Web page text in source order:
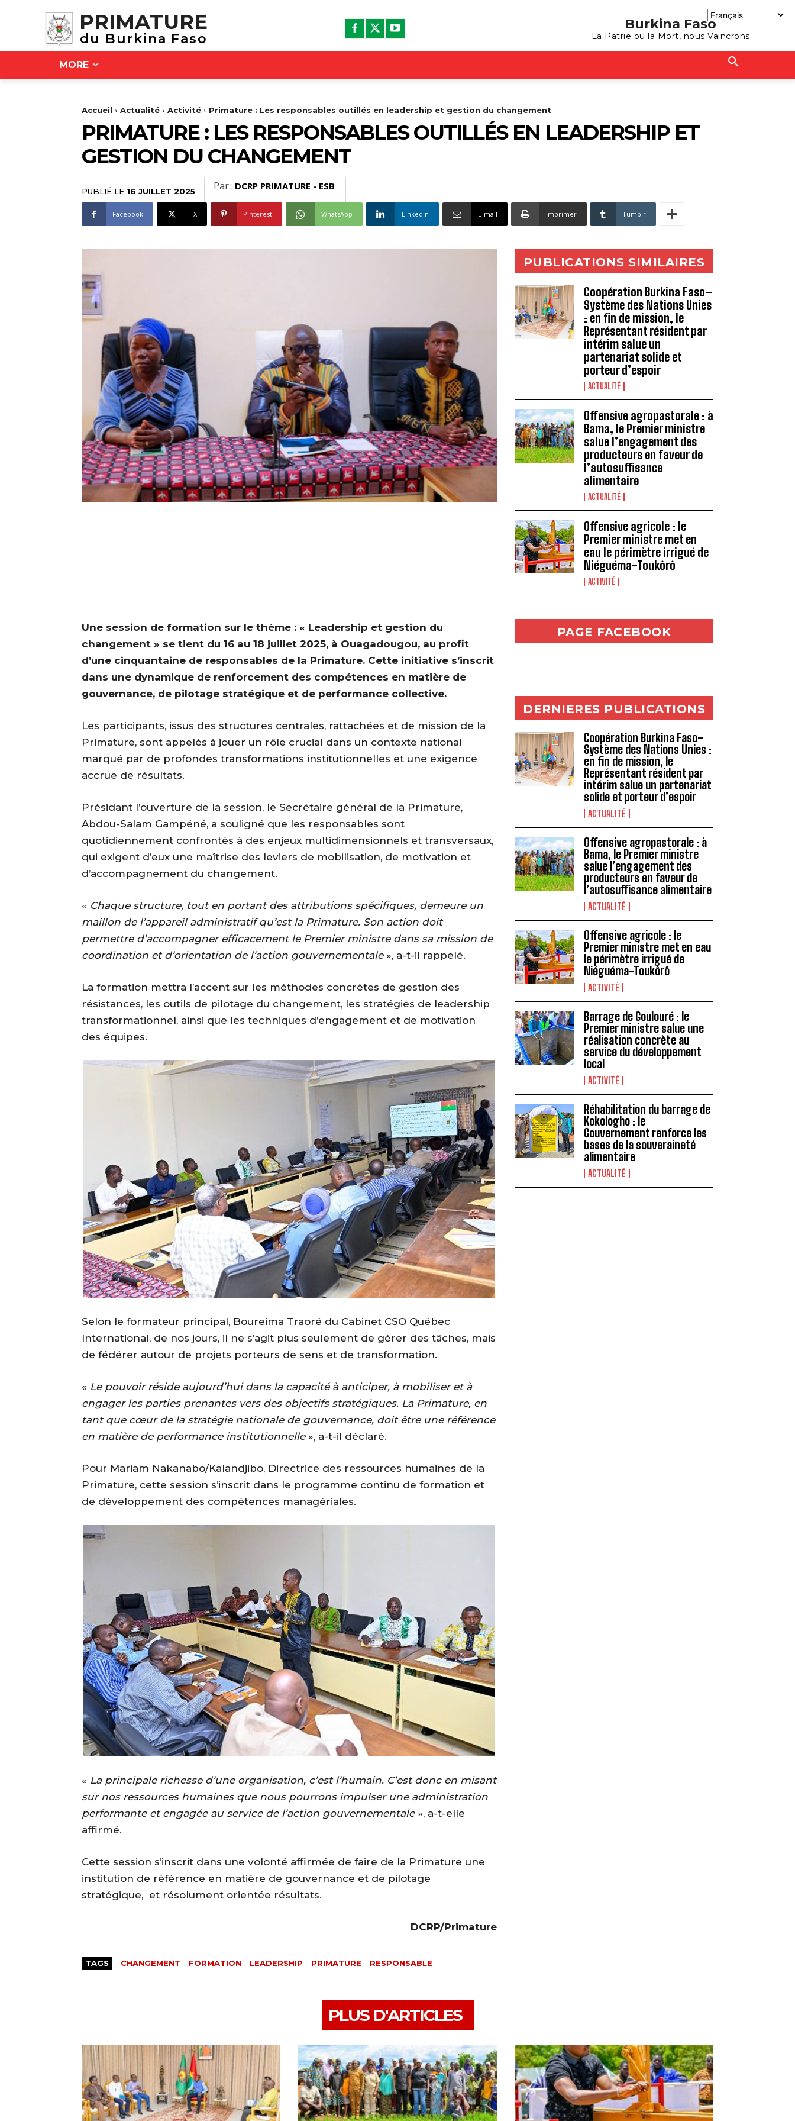
PRIMATURE
du Burkina Faso
Burkina Faso
La Patrie ou la Mort, nous Vaincrons
MORE
Accueil Actualité Activité Primature : Les responsables outillés en leadership et gestion du changement
PRIMATURE : LES RESPONSABLES OUTILLÉS EN LEADERSHIP ET
GESTION DU CHANGEMENT
PUBLIÉ LE 16 JUILLET 2025 Par : DCRP PRIMATURE - ESB
Facebook X Pinterest WhatsApp Linkedin E-mail Imprimer Tumblr
PUBLICATIONS SIMILAIRES
Coopération Burkina Faso–
Système des Nations Unies
: en fin de mission, le
Représentant résident par
intérim salue un
partenariat solide et
porteur d’espoir
ACTUALITÉ
Offensive agropastorale : à
Bama, le Premier ministre
salue l’engagement des
producteurs en faveur de
l’autosuffisance
alimentaire
ACTUALITÉ
Offensive agricole : le
Premier ministre met en
eau le périmètre irrigué de
Niéguéma-Toukôrô
ACTIVITÉ
Une session de formation sur le thème : « Leadership et gestion du
changement » se tient du 16 au 18 juillet 2025, à Ouagadougou, au profit
d’une cinquantaine de responsables de la Primature. Cette initiative s’inscrit
dans une dynamique de renforcement des compétences en matière de
gouvernance, de pilotage stratégique et de performance collective.
‎Les participants, issus des structures centrales, rattachées et de mission de la
Primature, sont appelés à jouer un rôle crucial dans un contexte national
marqué par de profondes transformations institutionnelles et une exigence
accrue de résultats.
‎Présidant l’ouverture de la session, le Secrétaire général de la Primature,
Abdou-Salam Gampéné, a souligné que les responsables sont
quotidiennement confrontés à des enjeux multidimensionnels et transversaux,
qui exigent d’eux une maîtrise des leviers de mobilisation, de motivation et
d’accompagnement du changement.
‎« Chaque structure, tout en portant des attributions spécifiques, demeure un
maillon de l’appareil administratif qu’est la Primature. Son action doit
permettre d’accompagner efficacement le Premier ministre dans sa mission de
coordination et d’orientation de l’action gouvernementale», a-t-il rappelé.
‎La formation mettra l’accent sur les méthodes concrètes de gestion des
résistances, les outils de pilotage du changement, les stratégies de leadership
transformationnel, ainsi que les techniques d’engagement et de motivation
des équipes.
‎Selon le formateur principal, Boureima Traoré du Cabinet CSO Québec
International, de nos jours, il ne s’agit plus seulement de gérer des tâches, mais
de fédérer autour de projets porteurs de sens et de transformation.
‎« Le pouvoir réside aujourd’hui dans la capacité à anticiper, à mobiliser et à
engager les parties prenantes vers des objectifs stratégiques. La Primature, en
tant que cœur de la stratégie nationale de gouvernance, doit être une référence
en matière de performance institutionnelle», a-t-il déclaré.
‎Pour Mariam Nakanabo/Kalandjibo, Directrice des ressources humaines de la
Primature, cette session s’inscrit dans le programme continu de formation et
de développement des compétences managériales.
‎« La principale richesse d’une organisation, c’est l’humain. C’est donc en misant
sur nos ressources humaines que nous pourrons impulser une administration
performante et engagée au service de l’action gouvernementale», a-t-elle
affirmé.
‎Cette session s’inscrit dans une volonté affirmée de faire de la Primature une
institution de référence en matière de gouvernance et de pilotage
stratégique, et résolument orientée résultats.
DCRP/Primature
TAGS CHANGEMENT FORMATION LEADERSHIP PRIMATURE RESPONSABLE
PAGE FACEBOOK
DERNIERES PUBLICATIONS
Coopération Burkina Faso–
Système des Nations Unies :
en fin de mission, le
Représentant résident par
intérim salue un partenariat
solide et porteur d’espoir
ACTUALITÉ
Offensive agropastorale : à
Bama, le Premier ministre
salue l’engagement des
producteurs en faveur de
l’autosuffisance alimentaire
ACTUALITÉ
Offensive agricole : le
Premier ministre met en eau
le périmètre irrigué de
Niéguéma-Toukôrô
ACTIVITÉ
Barrage de Goulouré : le
Premier ministre salue une
réalisation concrète au
service du développement
local
ACTIVITÉ
Réhabilitation du barrage de
Kokologho : le
Gouvernement renforce les
bases de la souveraineté
alimentaire ‎
ACTUALITÉ
PLUS D'ARTICLES